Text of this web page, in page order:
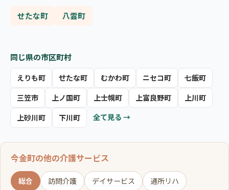
せたな町 八雲町
同じ県の市区町村
えりも町 せたな町 むかわ町 ニセコ町
七飯町
三笠市
上ノ国町 上士幌町 上富良野町
上川町
上砂川町
下川町 全て見る →
今金町の他の介護サービス
総合 訪問介護 デイサービス
通所リハ